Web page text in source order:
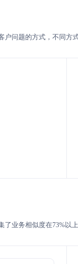
户问题的方式，不同方
了业务相似度在73%